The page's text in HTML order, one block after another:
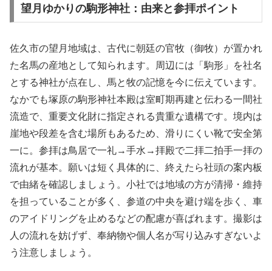
望月ゆかりの駒形神社：由来と参拝ポイント
佐久市の望月地域は、古代に朝廷の官牧（御牧）が置かれ
た名馬の産地として知られます。周辺には「駒形」を社名
とする神社が点在し、馬と牧の記憶を今に伝えています。
なかでも塚原の駒形神社本殿は室町期再建と伝わる一間社
流造で、重要文化財に指定される貴重な遺構です。境内は
崖地や段差を含む場所もあるため、滑りにくい靴で安全第
一に。参拝は鳥居で一礼→手水→拝殿で二拝二拍手一拝の
流れが基本。願いは短く具体的に、終えたら社頭の案内板
で由緒を確認しましょう。小社では地域の方が清掃・維持
を担っていることが多く、参道の中央を避け端を歩く、車
のアイドリングを止めるなどの配慮が喜ばれます。撮影は
人の流れを妨げず、奉納物や個人名が写り込みすぎないよ
う注意しましょう。